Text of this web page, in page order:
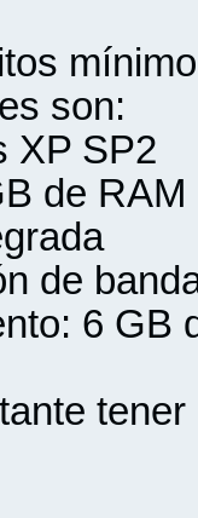
son:
XP SP2
de RAM
de
6 GB